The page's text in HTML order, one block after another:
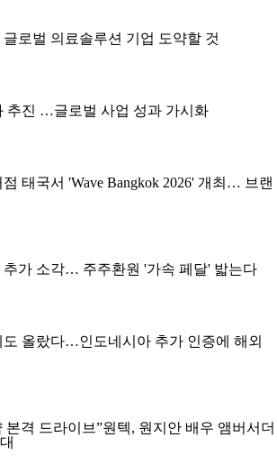
로벌 의료솔루션 기업 도약할 것
추진 …글로벌 사업 성과 가시화
태국서 'Wave Bangkok 2026' 개최… 브랜
추가 소각… 주주환원 '가속 페달' 밟는다
도 올랐다…인도네시아 추가 인증에 해외
본격 드라이브”원텍, 원지안 배우 앰버서더